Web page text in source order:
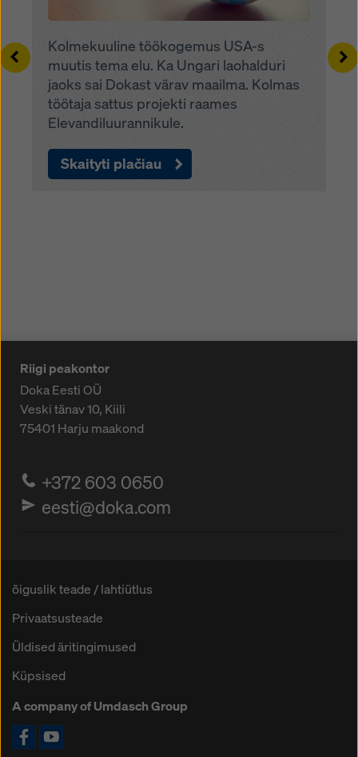
Kolmekuuline töökogemus USA-s
muutis tema elu. Ka Ungari laohalduri
jaoks sai Dokast värav maailma. Kolmas
töötaja sattus projekti raames
Elevandiluurannikule.
Skaityti plačiau
Left
Riigi peakontor
Doka Eesti OÜ
Veski tänav 10, Kiili
75401 Harju maakond
+372 603 0650
eesti@doka.com
õiguslik teade / lahtiütlus
Privaatsusteade
Üldised äritingimused
Küpsised
A company of Umdasch Group
Ikoon Facebook
Ikoon YouTube